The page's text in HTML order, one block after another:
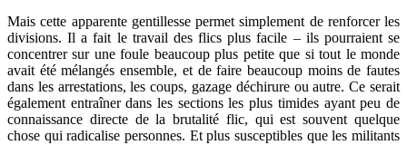
Mais cette apparente gentillesse permet simplement de renforcer les
divisions. Il a fait le travail des flics plus facile – ils pourraient se
concentrer sur une foule beaucoup plus petite que si tout le monde
avait été mélangés ensemble, et de faire beaucoup moins de fautes
dans les arrestations, les coups, gazage déchirure ou autre. Ce serait
également entraîner dans les sections les plus timides ayant peu de
connaissance directe de la brutalité flic, qui est souvent quelque
chose qui radicalise personnes. Et plus susceptibles que les militants